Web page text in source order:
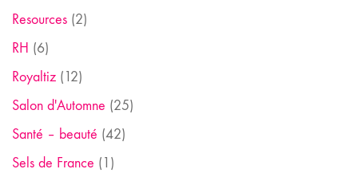
Resources (2)
RH (6)
Royaltiz (12)
Salon d'Automne (25)
Santé – beauté (42)
Sels de France (1)